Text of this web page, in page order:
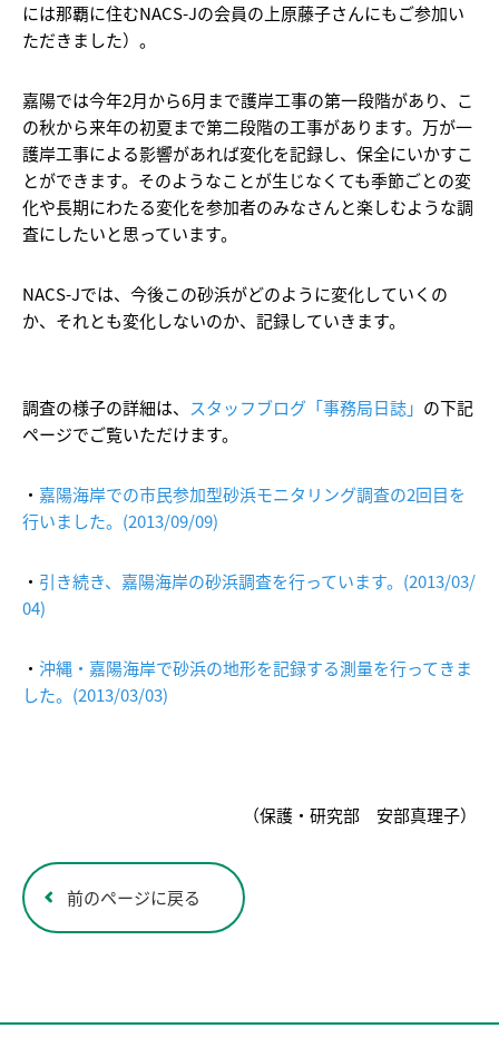
には那覇に住むNACS-Jの会員の上原藤子さんにもご参加い
ただきました）。
嘉陽では今年2月から6月まで護岸工事の第一段階があり、こ
の秋から来年の初夏まで第二段階の工事があります。万が一
護岸工事による影響があれば変化を記録し、保全にいかすこ
とができます。そのようなことが生じなくても季節ごとの変
化や長期にわたる変化を参加者のみなさんと楽しむような調
査にしたいと思っています。
NACS-Jでは、今後この砂浜がどのように変化していくの
か、それとも変化しないのか、記録していきます。
調査の様子の詳細は、 スタッフブログ「事務局日誌」 の下記
ページでご覧いただけます。
・ 嘉陽海岸での市民参加型砂浜モニタリング調査の2回目を
行いました。(2013/09/09)
・ 引き続き、嘉陽海岸の砂浜調査を行っています。(2013/03/
04)
・ 沖縄・嘉陽海岸で砂浜の地形を記録する測量を行ってきま
した。(2013/03/03)
（保護・研究部 安部真理子）
前のページに戻る